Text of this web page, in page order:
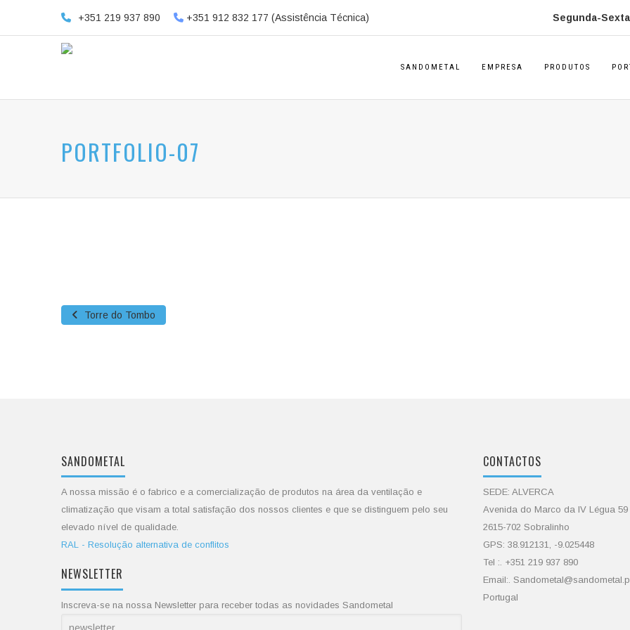
+351 219 937 890 +351 912 832 177 (Assistência Técnica) Segunda-
SANDOMETAL EMPRESA PRODUTOS
PORTFOLIO-07
Torre do Tombo
SANDOMETAL
A nossa missão é o fabrico e a comercialização de produtos na área da ventilação e
climatização que visam a total satisfação dos nossos clientes e que se distinguem pelo seu
elevado nível de qualidade.
RAL - Resolução alternativa de conflitos
NEWSLETTER
Inscreva-se na nossa Newsletter para receber todas as novidades Sandometal
CONTACTOS
SEDE: ALVERCA
Avenida do Marco da IV Légua 59
2615-702 Sobralinho
GPS: 38.912131, -9.025448
Tel :. +351 219 937 890
Email:.
Portugal